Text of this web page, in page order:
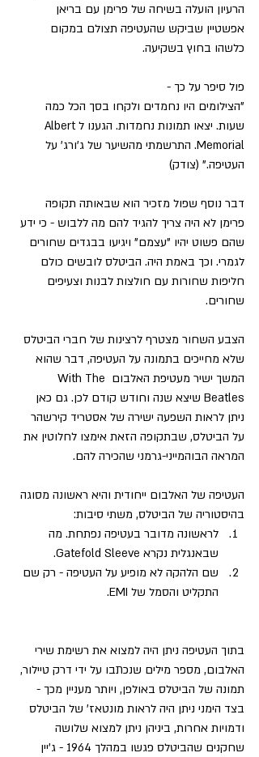
הרעיון הועלה בשיחה של פרימן עם בריאן
אפשטיין שביקש שהעטיפה תצולם במקום
כלשהו בחוץ בשקיעה.
פול סיפר על כך -
"הצילומים היו נחמדים ולקחו בסך הכל כמה
שעות. יצאו תמונות נחמדות. הגענו לAlbert
Memorial. התרשמתי מהשיער של ג'ורג' על
העטיפה." (צודק)
דבר נוסף שפול מזכיר הוא שבאותה תקופה
פרימן לא היה צריך להגיד להם מה ללבוש - כי ידע
שהם פשוט יהיו "עצמם" ויגיעו בבגדים שחורים
לגמרי. וכך באמת היה. הביטלס לובשים כולם
חליפות שחורות עם חולצות לבנות וצעיפים
שחורים.
הצבע השחור מצטרף לרצינות של חברי הביטלס
שלא מחייכים בתמונה על העטיפה, דבר שהוא
המשך ישיר מעטיפת האלבום With The
Beatles שיצא שנה וחודש קודם לכן. גם כאן
ניתן לראות השפעה ישירה של אסטריד קירשהר
על הביטלס, שבתקופה הזאת אימצו לחלוטין את
המראה הבוהמייני-גרמני שהכירה להם.
העטיפה של האלבום ייחודית והיא ראשונה מסוגה
בהיסטוריה של הביטלס, משתי סיבות:
לראשונה מדובר בעטיפה נפתחת. מה
שבאנגלית נקרא Gatefold Sleeve.
שם הלהקה לא מופיע על העטיפה - רק שם
התקליט והסמל של EMI.
בתוך העטיפה ניתן היה למצוא את רשימת שירי
האלבום, מספר מילים שנכתבו על ידי דרק טיילור,
תמונה של הביטלס באולפן, ויותר מעניין מכך -
בצד הימני ניתן היה לראות מונטאז' של הביטלס
ודמויות אחרות, ביניהן ניתן למצוא שלושה
שחקנים שהביטלס פגשו במהלך 1964 - ג'יין